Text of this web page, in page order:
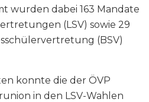
wurden dabei 163 Mandate
(LSV) sowie 29
(BSV)
konnte die der ÖVP
in den LSV-Wahlen